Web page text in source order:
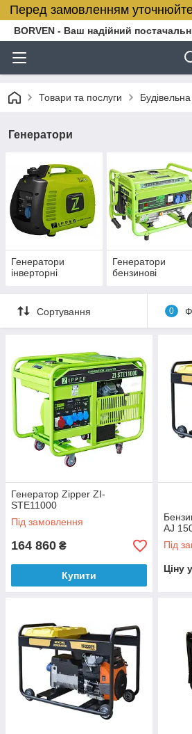
Перед замовленням уточнюйте
BORVEN - Ваш надійний
Товари та послуги
Генератори
Генератори
інверторні
Генератори
бензинові
Сортування 0
Генератор Zipper ZI-
STE11000
Під замовлення
164 860 ₴
Купити
AJ
Під
Ціну